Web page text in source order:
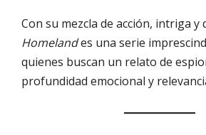
Con su mezcla de acción, intriga y
Homelandes una serie
quienes buscan un relato de
profundidad emocional y